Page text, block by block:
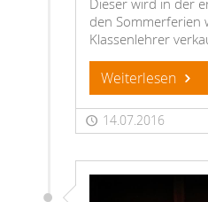
Dieser wird in der
den Sommerferien
Klassenlehrer
Weiterlesen
14.07.2016